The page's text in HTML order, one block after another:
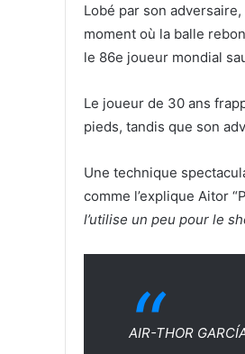
Lobé par son
moment où la balle
le 86e joueur mondial
Le joueur de 30 ans
pieds, tandis que son
Une technique
comme l’explique Aitor
l’utilise un peu pour le
AIR-THOR